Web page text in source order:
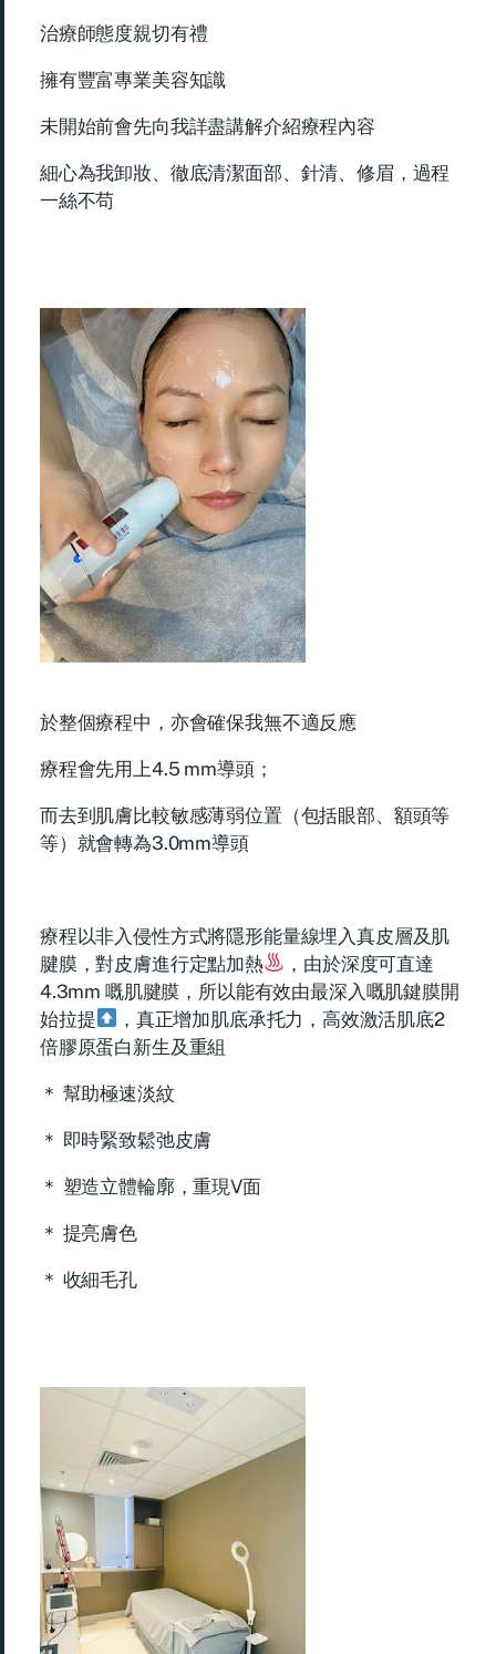
治療師態度親切有禮
擁有豐富專業美容知識
未開始前會先向我詳盡講解介紹療程內容
細心為我卸妝、徹底清潔面部、針清、修眉，過程
一絲不苟
於整個療程中，亦會確保我無不適反應
療程會先用上4.5 mm導頭；
而去到肌膚比較敏感薄弱位置（包括眼部、額頭等
等）就會轉為3.0mm導頭
療程以非入侵性方式將隱形能量線埋入真皮層及肌
腱膜，對皮膚進行定點加熱
，由於深度可直達
4.3mm 嘅肌腱膜，所以能有效由最深入嘅肌鍵膜開
始拉提
，真正增加肌底承托力，高效激活肌底2
倍膠原蛋白新生及重組
＊ 幫助極速淡紋
＊ 即時緊致鬆弛皮膚
＊ 塑造立體輪廓，重現V面
＊ 提亮膚色
＊ 收細毛孔